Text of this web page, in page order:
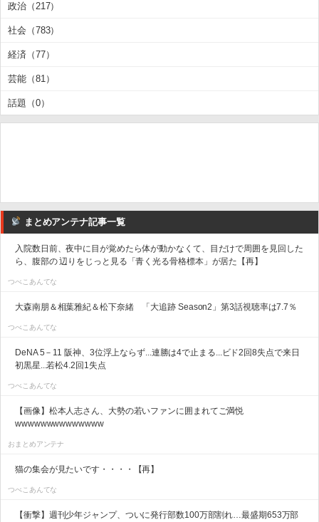
政治（217）
社会（783）
経済（77）
芸能（81）
話題（0）
まとめアンテナ記事一覧
入院数日前、夜中に目が覚めたら体が動かなくて、目だけで周囲を見回した
ら、腹部の 辺りをじっと見る「青く光る骨格標本」が居た【再】
つべこあんてな
大森南朋＆相葉雅紀＆松下奈緒 「大追跡 Season2」第3話視聴率は7.7％
つべこあんてな
DeNA 5－11 阪神、3位浮上ならず...連勝は4で止まる...ビド2回8失点で来日
初黒星...若松4.2回1失点
つべこあんてな
【画像】松本人志さん、大勢の若いファンに囲まれてご満悦
wwwwwwwwwwwwww
おまとめアンテナ
猫の集会が見たいです・・・・【再】
つべこあんてな
【衝撃】週刊少年ジャンプ、ついに発行部数100万部割れ…最盛期653万部